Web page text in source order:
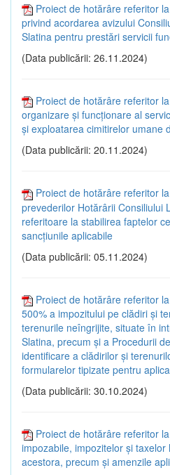
Proiect de hotărâre referitor
privind acordarea avizului
Slatina pentru prestări servicii
(Data publicării: 26.11.2024)
Proiect de hotărâre referitor
organizare și funcționare al
și exploatarea cimitirelor umane
(Data publicării: 20.11.2024)
Proiect de hotărâre referitor
prevederilor Hotărârii Consiliului
referitoare la stabilirea faptelor
sancțiunile aplicabile
(Data publicării: 05.11.2024)
Proiect de hotărâre referitor
500% a impozitului pe clădiri și
terenurile neîngrijite, situate în
Slatina, precum și a Procedurii
identificare a clădirilor și
formularelor tipizate pentru
(Data publicării: 30.10.2024)
Proiect de hotărâre referitor
impozabile, impozitelor și
acestora, precum și amenzile